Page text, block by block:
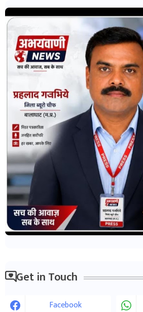
Get in Touch
Facebook